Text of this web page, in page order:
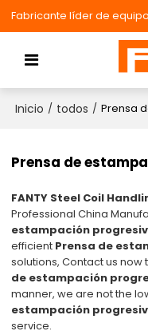
Fabricante líder de
Inicio / todos / Prensa
Prensa de
FANTY Steel Coil
Professional China
estampación
efficient Prensa de
solutions, Contact us
de estampación
manner, we are not the
estampación
service.